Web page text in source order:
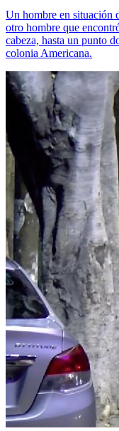
Un hombre en situación
otro hombre que
cabeza, hasta un punto
colonia Americana.